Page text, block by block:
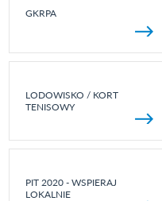
GKRPA
LODOWISKO / KORT
TENISOWY
PIT 2020 - WSPIERAJ
LOKALNIE